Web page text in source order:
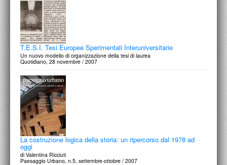
T.E.S.I. Tesi Europee Sperimentali Interuniversitarie
Un nuovo modello di organizzazione della tesi di laurea
Quotidiano, 28 novembre / 2007
La costruzione logica della storia: un ripercorso dal 1978 ad
oggi
di Valentina Ricciuti
Paesaggio Urbano, n.5, settembre-ottobre / 2007